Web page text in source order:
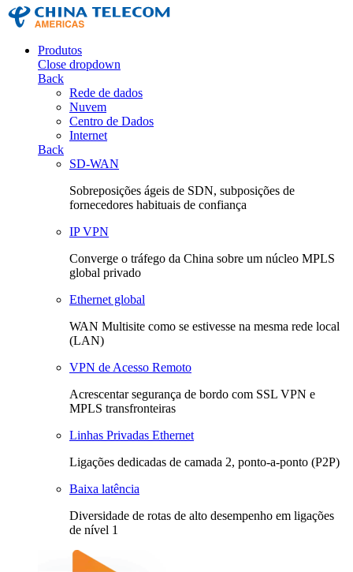
Produtos
Close dropdown
Back
Rede de dados
Nuvem
Centro de Dados
Internet
Back
SD-WAN
Sobreposições ágeis de SDN, subposições de
fornecedores habituais de confiança
IP VPN
Converge o tráfego da China sobre um núcleo MPLS
global privado
Ethernet global
WAN Multisite como se estivesse na mesma rede local
(LAN)
VPN de Acesso Remoto
Acrescentar segurança de bordo com SSL VPN e
MPLS transfronteiras
Linhas Privadas Ethernet
Ligações dedicadas de camada 2, ponto-a-ponto (P2P)
Baixa latência
Diversidade de rotas de alto desempenho em ligações
de nível 1